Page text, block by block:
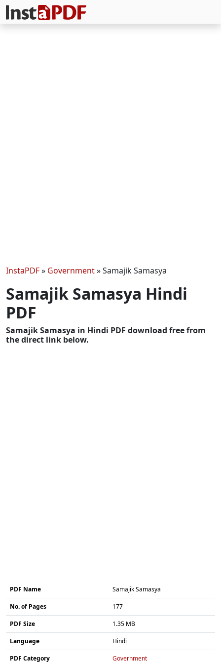
InstaPDF» Government»Samajik Samasya
Samajik Samasya Hindi
PDF
Samajik Samasya in Hindi PDF download free from
the direct link below.
PDF Name Samajik Samasya
No. of Pages 177
PDF Size 1.35 MB
Language Hindi
PDF Category Government